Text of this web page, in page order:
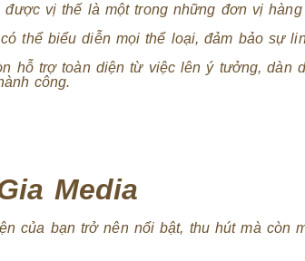
vị thế là một trong những đơn vị
thể biểu diễn mọi thể loại, đảm bảo sự
hỗ trợ toàn diện từ việc lên ý tưởng, dàn
công.
Media
của bạn trở nên nổi bật, thu hút mà còn